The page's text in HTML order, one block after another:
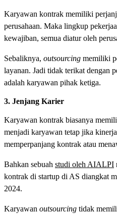
Karyawan kontrak memiliki
perusahaan. Maka lingkup
kewajiban, semua diatur oleh
Sebaliknya, outsourcing memiliki
layanan. Jadi tidak terikat dengan
adalah karyawan pihak ketiga.
3. Jenjang Karier
Karyawan kontrak biasanya
menjadi karyawan tetap jika
memperpanjang kontrak atau
Bahkan sebuah studi oleh AIALPI
kontrak di startup di AS diangkat
2024.
Karyawan outsourcing tidak